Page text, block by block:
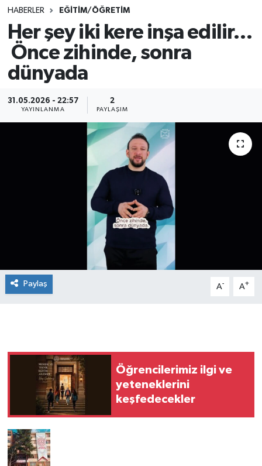
HABERLER EĞİTİM/ÖĞRETİM
Her şey iki kere inşa edilir…
Önce zihinde, sonra
dünyada
31.05.2026 - 22:57
YAYINLANMA
2
PAYLAŞIM
Paylaş A- A+
Öğrencilerimiz ilgi ve
yeteneklerini
keşfedecekler
YARIŞMA/ETKİNLİKLER
ANKET
MEVZUAT/KARARLAR